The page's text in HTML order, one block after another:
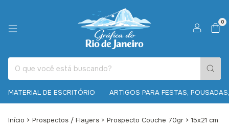
0
MATERIAL DE ESCRITÓRIO ARTIGOS PARA FESTAS,
Início > Prospectos / Flayers > Prospecto Couche 70gr > 15x21 cm